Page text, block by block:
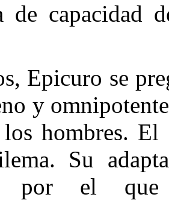
de capacidad
Epicuro se
y
hombres.
Su
por el que